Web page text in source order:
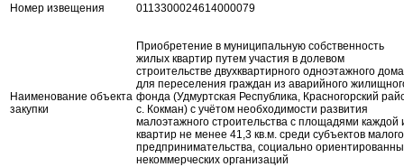
Номер извещения 0113300024614000079
Наименование объекта
закупки
Приобретение в муниципальную собственность
жилых квартир путем участия в долевом
строительстве двухквартирного одноэтажного дома
для переселения граждан из аварийного
фонда (Удмуртская Республика, Красногорский
с. Кокман) с учётом необходимости развития
малоэтажного строительства с площадями каждой
квартир не менее 41,3 кв.м. среди субъектов малого
предпринимательства, социально
некоммерческих организаций